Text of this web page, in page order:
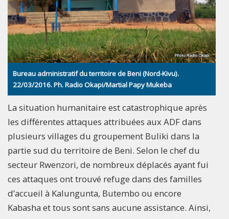
Bureau administratif du territoire de Beni (Nord-Kivu).
22/03/2016. Ph. Radio Okapi/Martial Papy Mukeba
La situation humanitaire est catastrophique après
les différentes attaques attribuées aux ADF dans
plusieurs villages du groupement Buliki dans la
partie sud du territoire de Beni. Selon le chef du
secteur Rwenzori, de nombreux déplacés ayant fui
ces attaques ont trouvé refuge dans des familles
d’accueil à Kalungunta, Butembo ou encore
Kabasha et tous sont sans aucune assistance. Ainsi,